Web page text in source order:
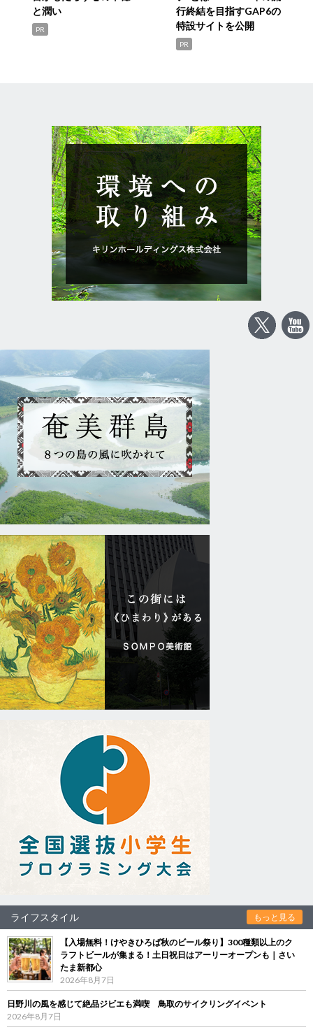
と潤い
PR
行終結を目指すGAP6の
特設サイトを公開
PR
ライフスタイル もっと見る
【入場無料！けやきひろば秋のビール祭り】300種類以上のク
ラフトビールが集まる！土日祝日はアーリーオープンも｜さい
たま新都心
2026年8月7日
日野川の風を感じて絶品ジビエも満喫 鳥取のサイクリングイベント
2026年8月7日